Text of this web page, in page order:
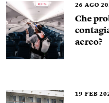
26 AGO
Che
aereo?
19 FEB